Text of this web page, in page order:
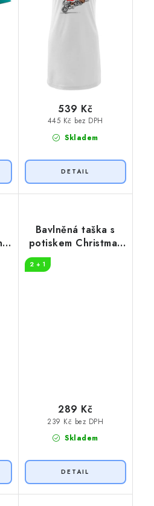
Skladem
445 Kč bez DPH
539 Kč
Bavlněná taška s
potiskem Christmas
2 + 1
Skladem
239 Kč bez DPH
289 Kč